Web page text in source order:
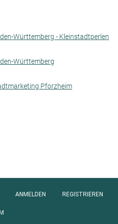
Württemberg - Kleinstadtperlen
Württemberg
Pforzheim
ANMELDEN REGISTRIEREN